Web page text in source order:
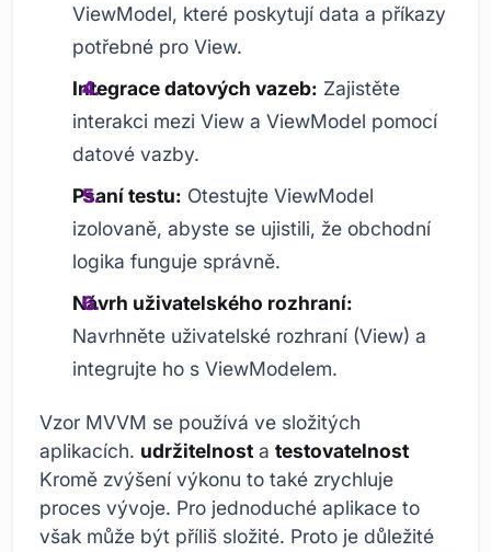
ViewModel, které poskytují data a příkazy
potřebné pro View.
Integrace datových vazeb: Zajistěte
interakci mezi View a ViewModel pomocí
datové vazby.
Psaní testu: Otestujte ViewModel
izolovaně, abyste se ujistili, že obchodní
logika funguje správně.
Návrh uživatelského rozhraní:
Navrhněte uživatelské rozhraní (View) a
integrujte ho s ViewModelem.
Vzor MVVM se používá ve složitých
aplikacích. udržitelnost a testovatelnost
Kromě zvýšení výkonu to také zrychluje
proces vývoje. Pro jednoduché aplikace to
však může být příliš složité. Proto je důležité